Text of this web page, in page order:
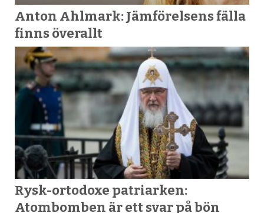
Anton Ahlmark: Jämförelsens fälla
finns överallt
Rysk-ortodoxe patriarken:
Atombomben är ett svar på bön